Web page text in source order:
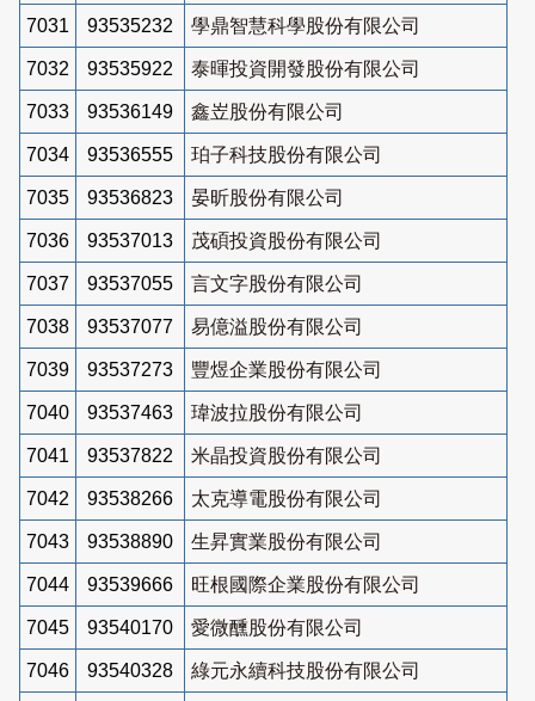
7031 93535232 學鼎智慧科學股份有限公司
7032 93535922 泰暉投資開發股份有限公司
7033 93536149 鑫岦股份有限公司
7034 93536555 珀子科技股份有限公司
7035 93536823 晏昕股份有限公司
7036 93537013 茂碩投資股份有限公司
7037 93537055 言文字股份有限公司
7038 93537077 易億溢股份有限公司
7039 93537273 豐煜企業股份有限公司
7040 93537463 瑋波拉股份有限公司
7041 93537822 米晶投資股份有限公司
7042 93538266 太克導電股份有限公司
7043 93538890 生昇實業股份有限公司
7044 93539666 旺根國際企業股份有限公司
7045 93540170 愛微醺股份有限公司
7046 93540328 綠元永續科技股份有限公司